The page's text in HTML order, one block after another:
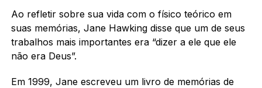
Ao refletir sobre sua vida com o físico teórico em
suas memórias, Jane Hawking disse que um de seus
trabalhos mais importantes era “dizer a ele que ele
não era Deus”.
Em 1999, Jane escreveu um livro de memórias de